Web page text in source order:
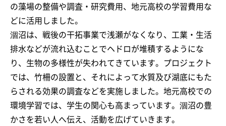
の藻場の整備や調査・研究費用、地元高校の学習費用な
どに活用しました。
涸沼は、戦後の干拓事業で浅瀬がなくなり、工業・生活
排水などが流れ込むことでヘドロが堆積するようにな
り、生物の多様性が失われてきています。プロジェクト
では、竹柵の設置と、それによって水質及び湖底にもた
らされる効果の調査などを実施しました。地元高校での
環境学習では、学生の関心も高まっています。涸沼の豊
かさを若い人へ伝え、活動を広げていきます。